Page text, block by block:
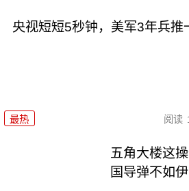
央视短短5秒钟，美军3年兵推
最热 阅读
五角大楼这
国导弹不如伊